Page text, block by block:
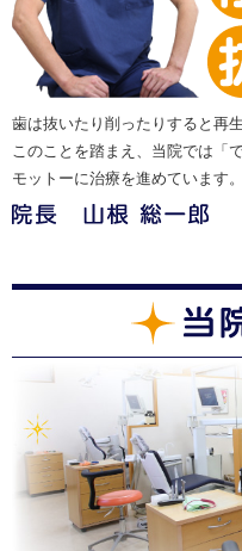
歯は抜いたり削ったりすると再
このことを踏まえ、当院では「
モットーに治療を進めています。